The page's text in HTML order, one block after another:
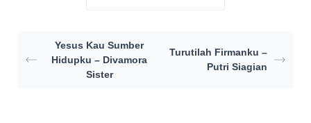
Yesus Kau Sumber
Hidupku – Divamora
Sister
Turutilah Firmanku –
Putri Siagian